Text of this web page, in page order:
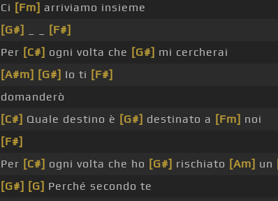
Ci [Fm] arriviamo insieme
[G#]
[F#]
Per [C#] ogni volta che [G#] mi cercherai
[A#m] [G#] Io ti [F#]
domanderò
[C#] Quale destino è [G#] destinato a [Fm] noi
[F#]
Per [C#] ogni volta che ho [G#] rischiato [Am] un
[G#] [G] Perché secondo te